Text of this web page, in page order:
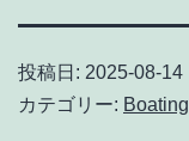
投稿日: 2025-08-14
カテゴリー: Boating